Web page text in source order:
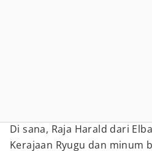
Di sana, Raja Harald dari
Kerajaan Ryugu dan minum